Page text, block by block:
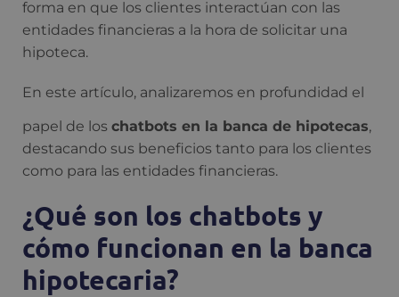
forma en que los clientes interactúan con las
entidades financieras a la hora de solicitar una
hipoteca.
En este artículo, analizaremos en profundidad el
papel de los chatbots en la banca de hipotecas,
destacando sus beneficios tanto para los clientes
como para las entidades financieras.
¿Qué son los chatbots y
cómo funcionan en la banca
hipotecaria?